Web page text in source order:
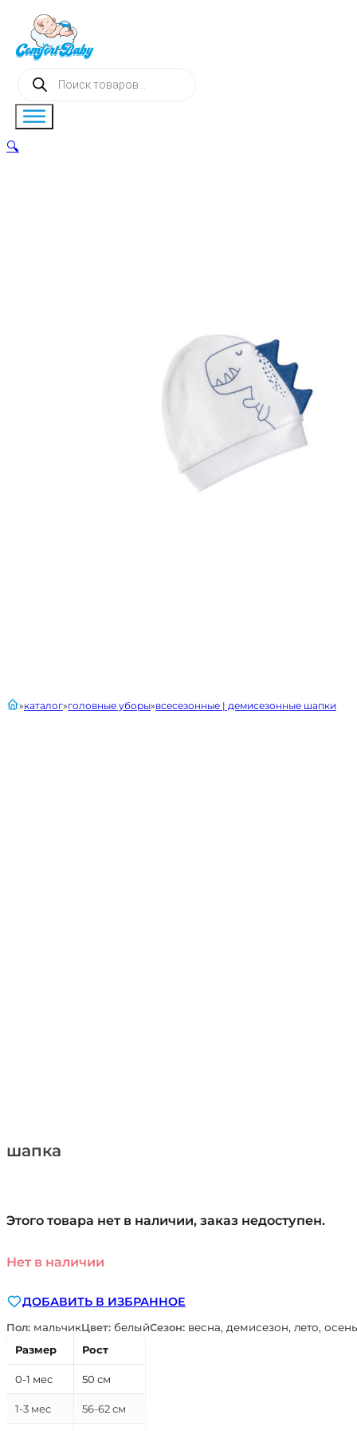
Поиск
товаров
шапка
главнаякаталог головные уборы всесезонные | демисезонные шапки
Этого товара нет в наличии, заказ недоступен.
Нет в наличии
ДОБАВИТЬ В ИЗБРАННОЕ
Пол: мальчикЦвет: белыйСезон: весна, демисезон, лето, осень
Размер
Рост
0-1 мес 50 см
1-3 мес 56-62 см
🔍